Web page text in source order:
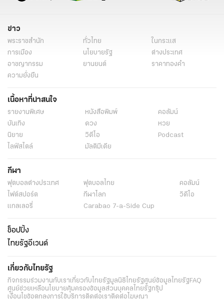
ข่าว
พระราชสำนัก ทั่วไทย
ในกระแส
การเมือง
นโยบายรัฐ
ต่างประเทศ
อาชญากรรม
ยานยนต์
ราคาทองคำ
ความยั่งยืน
เนื้อหาที่น่าสนใจ
รายงานพิเศษ หนังสือพิมพ์
คอลัมน์
บันเทิง
ดวง
หวย
นิยาย
วิดีโอ
Podcast
ไลฟ์สไตล์
มัลติมีเดีย
กีฬา
ฟุตบอลต่่างประเทศ ฟุตบอลไทย
คอลัมน์
ไฟต์สปอร์ต
กีฬาโลก
วิดีโอ
แกลเลอรี่
Carabao 7-a-Side Cup
ช็อปปิ้ง
ไทยรัฐอีเวนต์
เกี่ยวกับไทยรัฐ
กิจกรรมร่วมงานกับเราเกี่ยวกับไทยรัฐมูลนิธิไทยรัฐศูนย์ข้อมูลไทยรัฐFAQ
ศูนย์ช่วยเหลือนโยบายคุ้มครองข้อมูลส่วนบุคคลไทยรัฐกรุ๊ป
เงื่อนไขข้อตกลงการใช้บริการติดต่อเราติดต่อโฆษณา